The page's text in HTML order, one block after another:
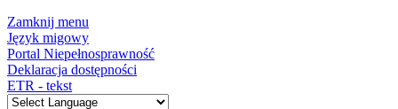
Zamknij menu
Język migowy
Portal Niepełnosprawność
Deklaracja dostępności
ETR - tekst